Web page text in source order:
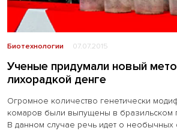
Биотехнологии 07.07.2015
Ученые придумали новый
лихорадкой денге
Огромное количество генетически
комаров были выпущены в бразильском
В данном случае речь идет о необычных